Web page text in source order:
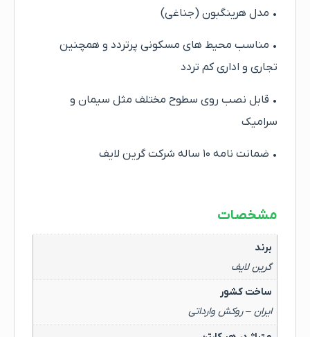
• مدل هرینگبون (جناغی)
• مناسب محیط های مسکونی پرتردد و همچنین
تجاری و اداری کم تردد
• قابل نصب روی سطوح مختلف مثل سیمان و
سرامیک
• ضمانت نامه ۱۰ ساله شرکت گرین لایف
مشخصات
برند
گرین لایف
ساخت کشور
ایران – روکش وارداتی